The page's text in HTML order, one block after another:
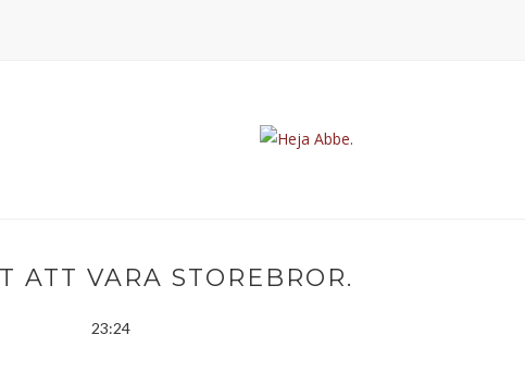
ATT VARA STOREBROR.
23:24